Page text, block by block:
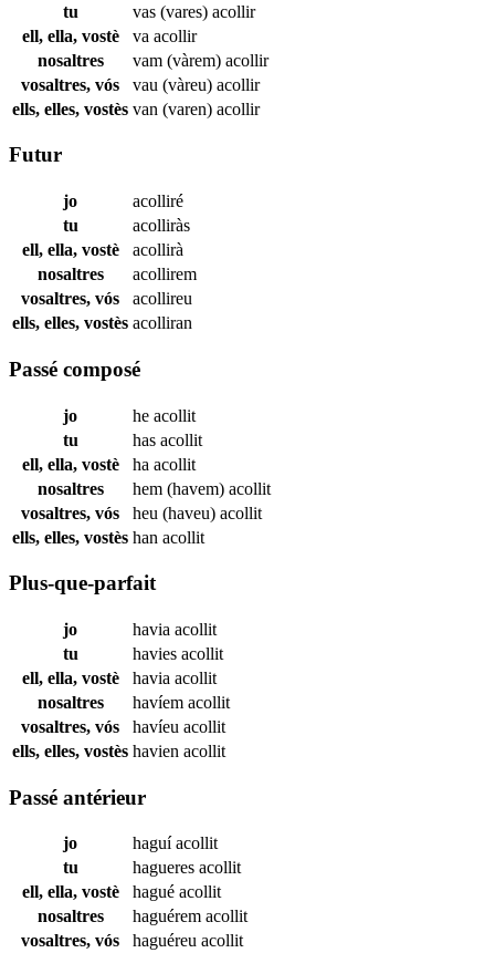
tu
vas (vares) acollir
ell, ella, vostè
va acollir
nosaltres
vam (vàrem) acollir
vosaltres, vós
vau (vàreu) acollir
ells, elles, vostès van (varen) acollir
Futur
jo
acolliré
tu
acolliràs
ell, ella, vostè
acollirà
nosaltres
acollirem
vosaltres, vós
acollireu
ells, elles, vostès acolliran
Passé composé
jo he acollit
tu
has acollit
ell, ella, vostè
ha acollit
nosaltres
hem (havem) acollit
vosaltres, vós
heu (haveu) acollit
ells, elles, vostès han acollit
Plus-que-parfait
jo havia acollit
tu
havies acollit
ell, ella, vostè
havia acollit
nosaltres
havíem acollit
vosaltres, vós
havíeu acollit
ells, elles, vostès havien acollit
Passé antérieur
jo haguíacollit
tu
hagueres acollit
ell, ella, vostè
hagué acollit
nosaltres
haguérem acollit
vosaltres, vós
haguéreu acollit